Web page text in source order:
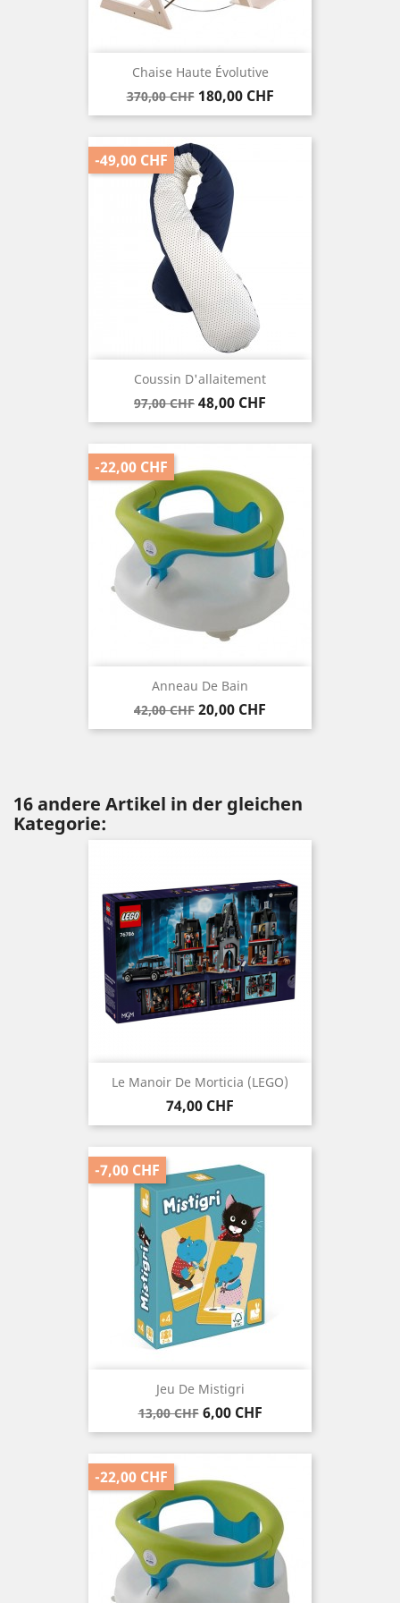
Chaise Haute Évolutive
Verkaufspreis
370,00 CHF Preis
180,00 CHF
Coussin D'allaitement
Verkaufspreis
97,00 CHF Preis
48,00 CHF
-49,00 CHF
Anneau De Bain
Verkaufspreis
42,00 CHF Preis
20,00 CHF
-22,00 CHF
16 andere Artikel in der gleichen
Kategorie:
Le Manoir De Morticia (LEGO)
Preis
74,00 CHF
Jeu De Mistigri
Verkaufspreis
13,00 CHF Preis
6,00 CHF
-7,00 CHF
-22,00 CHF